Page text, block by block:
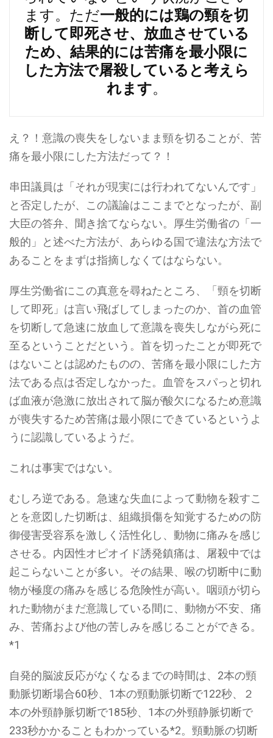
ます。ただ一般的には鶏の頸を切
断して即死させ、放血させている
ため、結果的には苦痛を最小限に
した方法で屠殺していると考えら
れます。
え？！意識の喪失をしないまま頸を切ることが、苦
痛を最小限にした方法だって？！
串田議員は「それが現実には行われてないんです」
と否定したが、この議論はここまでとなったが、副
大臣の答弁、聞き捨てならない。厚生労働省の「一
般的」と述べた方法が、あらゆる国で違法な方法で
あることをまずは指摘しなくてはならない。
厚生労働省にこの真意を尋ねたところ、「頸を切断
して即死」は言い飛ばしてしまったのか、首の血管
を切断して急速に放血して意識を喪失しながら死に
至るということだという。首を切ったことが即死で
はないことは認めたものの、苦痛を最小限にした方
法である点は否定しなかった。血管をスパっと切れ
ば血液が急激に放出されて脳が酸欠になるため意識
が喪失するため苦痛は最小限にできているというよ
うに認識しているようだ。
これは事実ではない。
むしろ逆である。急速な失血によって動物を殺すこ
とを意図した切断は、組織損傷を知覚するための防
御侵害受容系を激しく活性化し、動物に痛みを感じ
させる。内因性オピオイド誘発鎮痛は、屠殺中では
起こらないことが多い。その結果、喉の切断中に動
物が極度の痛みを感じる危険性が高い。咽頭が切ら
れた動物がまだ意識している間に、動物が不安、痛
み、苦痛および他の苦しみを感じることができる。
*1
自発的脳波反応がなくなるまでの時間は、2本の頸
動脈切断場合60秒、1本の頸動脈切断で122秒、２
本の外頸静脈切断で185秒、1本の外頸静脈切断で
233秒かかることもわかっている*2。頸動脈の切断